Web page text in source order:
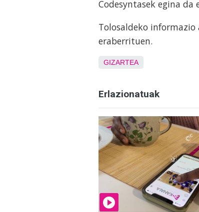
Codesyntasek egina
Tolosaldeko informazio
eraberrituen.
GIZARTEA
Erlazionatuak